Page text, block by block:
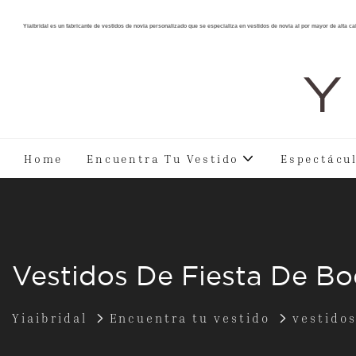
Yiaibridal es un fabricante de vestidos de novia personalizado que se especializa en vestidos de novia al por mayor de alta
Y
Home Encuentra Tu Vestido
Vestidos De Fiesta De
Yiaibridal Encuentra tu vestido